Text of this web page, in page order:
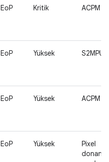
EoP Kritik ACPM
EoP Yüksek S2MPU
EoP Yüksek ACPM
EoP Yüksek
Pixel
donanım